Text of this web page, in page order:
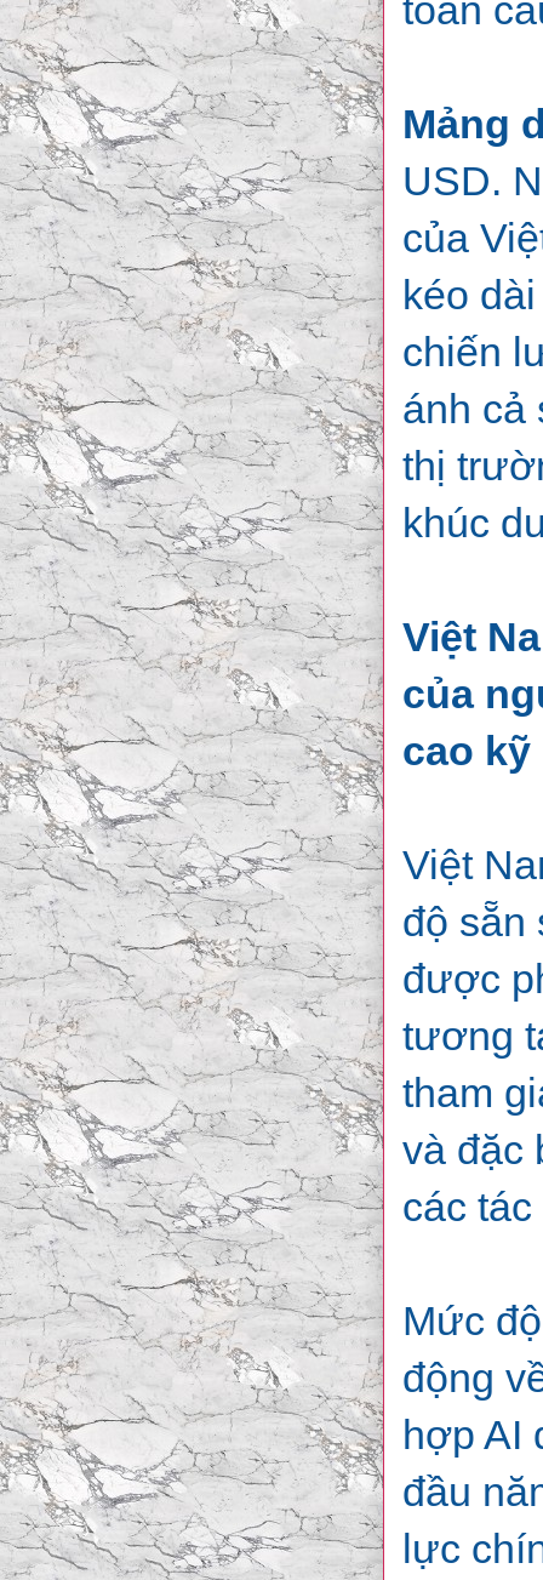
toàn
Mảng
USD.
của
kéo
chiến
ánh cả
thị
khúc
Việt
của
cao kỹ
Việt
độ sẵn
được
tương
tham
và đặc
các tác
Mức
động
hợp AI
đầu
lực